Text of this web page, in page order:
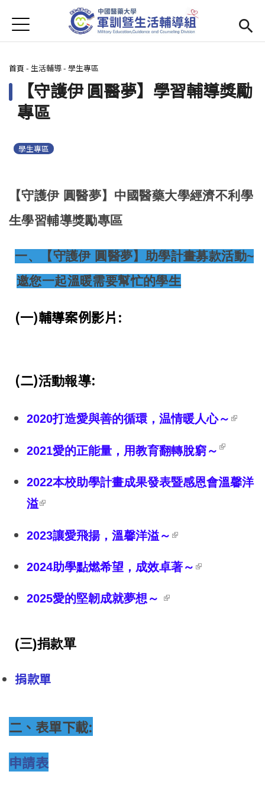
首頁
學務處首頁(link is external)
Open submenu (單位簡介)
單位簡介
最新消息
Open submenu (校園安全)
校園安全
活動集錦
Open submenu (相關法規及檔案下載)
相關法規及檔案下載
Jump to Navigation
Jump to Main content
您在這裡
首頁 - 生活輔導- 學生專區
【守護伊 圓醫夢】學習輔導獎勵
專區
學生專區
【守護伊 圓醫夢】中國醫藥大學經濟不利學
生學習輔導獎勵專區
一、【守護伊 圓醫夢】助學計畫募款活動~
邀您一起溫暖需要幫忙的學生
(一)輔導案例影片:
(二)活動報導:
2020打造愛與善的循環，温情暖人心～ (link
2021愛的正能量，用教育翻轉脫窮～ (link
2022本校助學計畫成果發表暨感恩會溫馨洋
溢 (link is external)
2023讓愛飛揚，溫馨洋溢～ external)
2024助學點燃希望，成效卓著～ (link is
external)
2025愛的堅韌成就夢想～ (link is external)
(三)捐款單
捐款單
二、表單下載:
申請表